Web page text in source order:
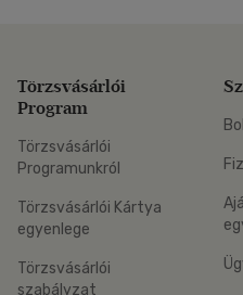
Törzsvásárlói
Program
Törzsvásárlói
Programunkról
Törzsvásárlói Kártya
egyenlege
Törzsvásárlói
szabályzat